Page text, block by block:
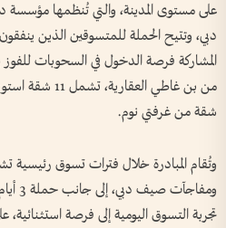
على مستوى المدينة، والتي تُنظمها مؤسسة
من بن غاطي
شقة من غرفتي نوم.
وتُقام المبادرة خلال فترات تسوق رئيسية
تجربة التسوق اليومية إلى فرصة استثنائية،